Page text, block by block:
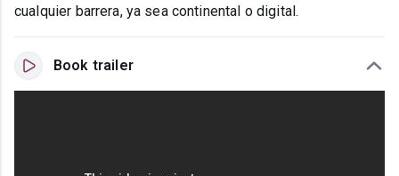
cualquier barrera, ya sea continental o digital.
Book trailer